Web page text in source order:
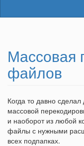
Массовая
файлов
Когда то давно
массовой
и наоборот из любой
файлы с нужными
всех подпапках.